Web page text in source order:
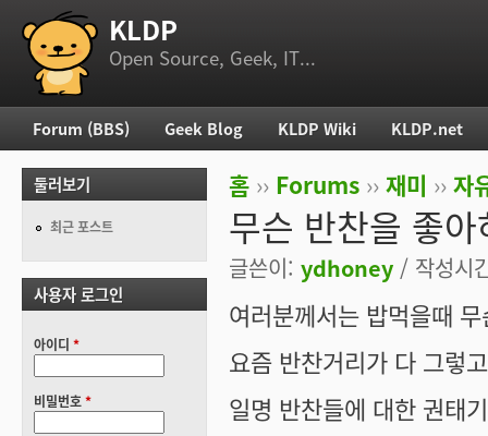
부 메뉴 KLDP
Open Source, Geek, IT...
현재 위치
홈 ›› Forums ›› 재미 ›› 자
무슨 반찬을 좋
글쓴이: ydhoney / 작성시
여러분께서는 밥먹을때
요즘 반찬거리가 다 그렇
일명 반찬들에 대한 권태
주 메뉴
Forum (BBS) Geek Blog KLDP Wiki KLDP.net
둘러보기
최근 포스트
사용자 로그인
아이디 *
비밀번호*